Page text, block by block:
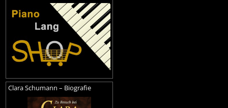
Clara Schumann – Biografie